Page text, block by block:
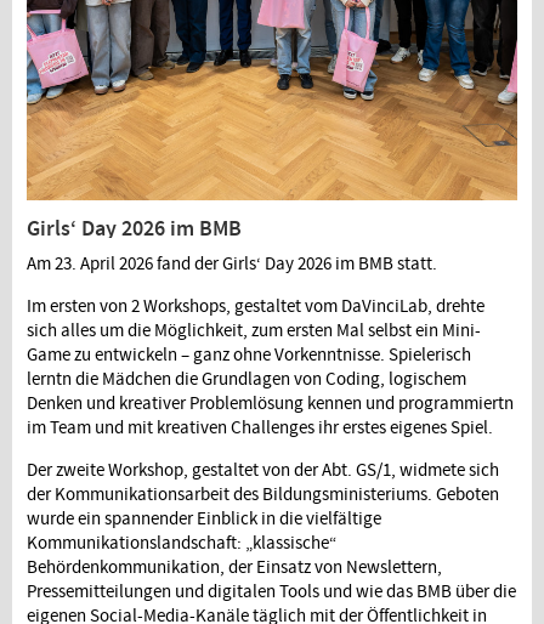
Girls‘ Day 2026 im BMB
Am 23. April 2026 fand der Girls‘ Day 2026 im BMB statt.
Im ersten von 2 Workshops, gestaltet vom DaVinciLab, drehte
sich alles um die Möglichkeit, zum ersten Mal selbst ein Mini-
Game zu entwickeln – ganz ohne Vorkenntnisse. Spielerisch
lerntn die Mädchen die Grundlagen von Coding, logischem
Denken und kreativer Problemlösung kennen und programmiertn
im Team und mit kreativen Challenges ihr erstes eigenes Spiel.
Der zweite Workshop, gestaltet von der Abt. GS/1, widmete sich
der Kommunikationsarbeit des Bildungsministeriums. Geboten
wurde ein spannender Einblick in die vielfältige
Kommunikationslandschaft: „klassische“
Behördenkommunikation, der Einsatz von Newslettern,
Pressemitteilungen und digitalen Tools und wie das BMB über die
eigenen Social-Media-Kanäle täglich mit der Öffentlichkeit in